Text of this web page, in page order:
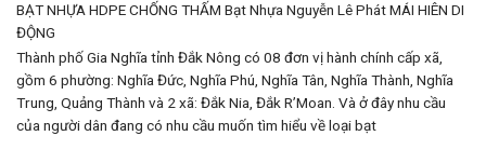
BẠT NHỰA HDPE CHỐNG THẤM Bạt Nhựa Nguyễn Lê PhátMÁI HIÊN DI
ĐỘNG
Thành phố Gia Nghĩa tỉnh Đắk Nông có 08 đơn vị hành chính cấp xã,
gồm 6 phường: Nghĩa Đức, Nghĩa Phú, Nghĩa Tân, Nghĩa Thành, Nghĩa
Trung, Quảng Thành và 2 xã: Đắk Nia, Đắk R’Moan. Và ở đây nhu cầu
của người dân đang có nhu cầu muốn tìm hiểu về loại bạt